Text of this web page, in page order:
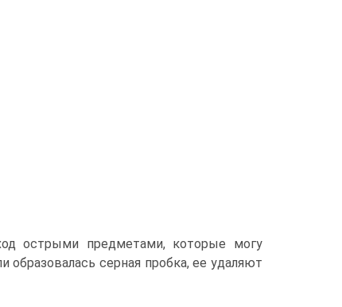
острыми предметами, которые могу
образовалась серная пробка, ее удаляют